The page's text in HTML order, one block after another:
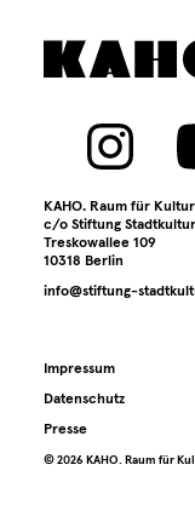
KAHO. Raum für Kultur
c/o Stiftung Stadtkultur
Treskowallee 109
10318 Berlin
info@stiftung-
Impressum
Datenschutz
Presse
©️ 2026 KAHO. Raum für